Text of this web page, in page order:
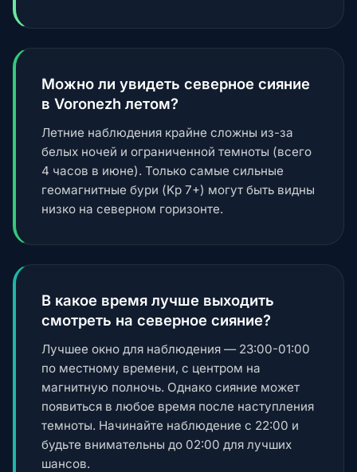
Можно ли увидеть северное сияние
в Voronezh летом?
Летние наблюдения крайне сложны из-за
белых ночей и ограниченной темноты (всего
4 часов в июне). Только самые сильные
геомагнитные бури (Kp 7+) могут быть видны
низко на северном горизонте.
В какое время лучше выходить
смотреть на северное сияние?
Лучшее окно для наблюдения — 23:00-01:00
по местному времени, с центром на
магнитную полночь. Однако сияние может
появиться в любое время после наступления
темноты. Начинайте наблюдение с 22:00 и
будьте внимательны до 02:00 для лучших
шансов.